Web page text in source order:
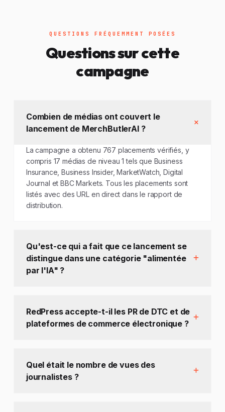
QUESTIONS FRÉQUEMMENT POSÉES
Questions sur cette
campagne
Combien de médias ont couvert le
lancement de MerchButlerAI ?
La campagne a obtenu 767 placements vérifiés, y
compris 17 médias de niveau 1 tels que Business
Insurance, Business Insider, MarketWatch, Digital
Journal et BBC Markets. Tous les placements sont
listés avec des URL en direct dans le rapport de
distribution.
Qu'est-ce qui a fait que ce lancement se
distingue dans une catégorie "alimentée
par l'IA" ?
RedPress accepte-t-il les PR de DTC et de
plateformes de commerce électronique ?
Quel était le nombre de vues des
journalistes ?